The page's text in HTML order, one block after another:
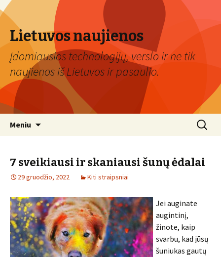
Lietuvos naujienos
Įdomiausios technologijų, verslo ir ne tik
naujienos iš Lietuvos ir pasaulio.
Meniu Ieškoti:
7 sveikiausi ir skaniausi šunų ėdalai
29 gruodžio, 2022 Kiti straipsniai
Jei auginate
augintinį,
žinote, kaip
svarbu, kad jūsų
šuniukas gautų